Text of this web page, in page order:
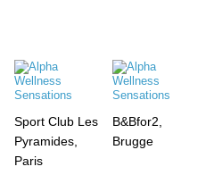
Sport Club Les
Pyramides,
Paris
B&Bfor2,
Brugge